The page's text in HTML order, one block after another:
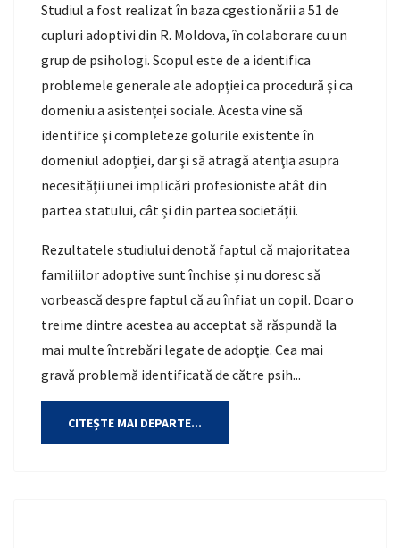
Studiul a fost realizat în baza cgestionării a 51 de
cupluri adoptivi din R. Moldova, în colaborare cu un
grup de psihologi. Scopul este de a identifica
problemele generale ale adopției ca procedură și ca
domeniu a asistenței sociale. Acesta vine să
identifice şi completeze golurile existente în
domeniul adopției, dar şi să atragă atenţia asupra
necesităţii unei implicări profesioniste atât din
partea statului, cât și din partea societăţii.
Rezultatele studiului denotă faptul că majoritatea
familiilor adoptive sunt închise şi nu doresc să
vorbească despre faptul că au înfiat un copil. Doar o
treime dintre acestea au acceptat să răspundă la
mai multe întrebări legate de adopţie. Cea mai
gravă problemă identificată de către psih...
CITEȘTE MAI DEPARTE...